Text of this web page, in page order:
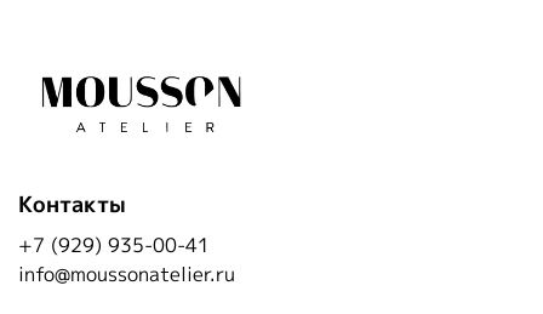
Контакты
+7 (929) 935-00-41
info@moussonatelier.ru